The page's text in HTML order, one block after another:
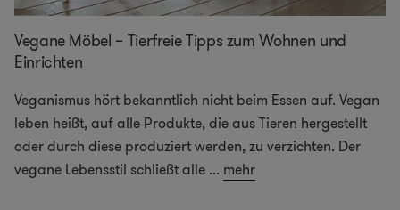
Vegane Möbel – Tierfreie Tipps zum Wohnen und
Einrichten
Veganismus hört bekanntlich nicht beim Essen auf. Vegan
leben heißt, auf alle Produkte, die aus Tieren hergestellt
oder durch diese produziert werden, zu verzichten. Der
vegane Lebensstil schließt alle ... mehr